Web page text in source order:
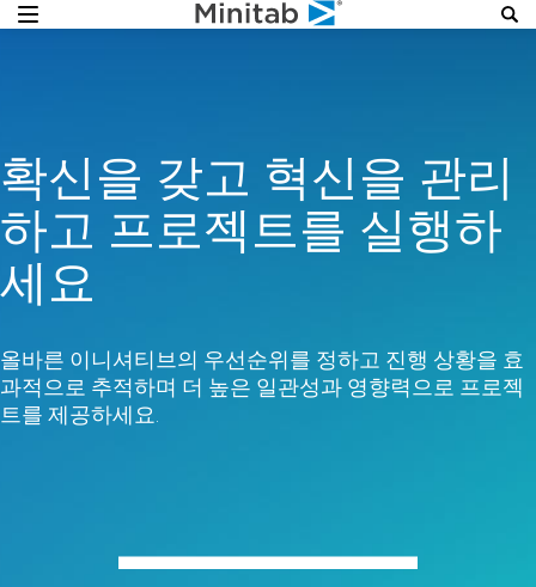
확신을 갖고 혁신을 관리
하고 프로젝트를 실행하
세요
올바른 이니셔티브의 우선순위를 정하고 진행 상황을 효
과적으로 추적하며 더 높은 일관성과 영향력으로 프로젝
트를 제공하세요.